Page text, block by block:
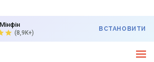
(8,9K+)
ВСТАНОВИТИ